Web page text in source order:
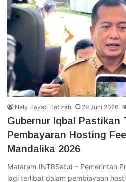
Nely Hayati Hafizah 29 Juni 2026
Gubernur Iqbal Pastikan
Pembayaran Hosting
Mandalika 2026
Mataram (NTBSatu) – Pemerintah
lagi terlibat dalam pembiayaan